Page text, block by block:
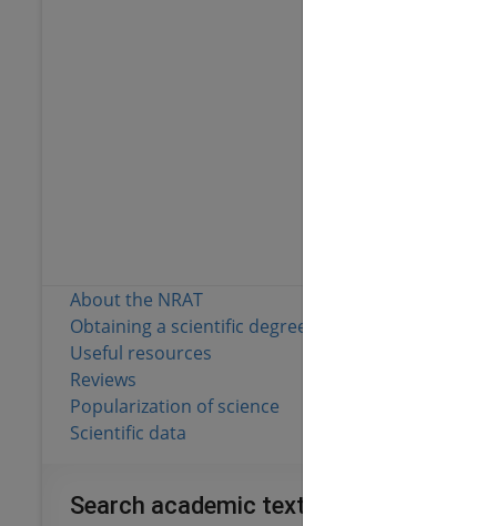
About the NRAT
Obtaining a scientific degree
Useful resources
Reviews
Popularization of science
Scientific data
Search academic texts